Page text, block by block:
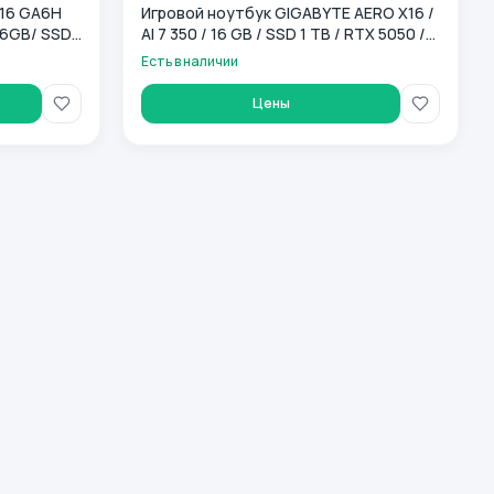
GA6H
SSD
Игровой ноутбук GIGABYTE AERO X16 /
AI 7 350 / 16 GB / SSD 1 TB / RTX 5050 /
16", серый
Есть в наличии
Цены